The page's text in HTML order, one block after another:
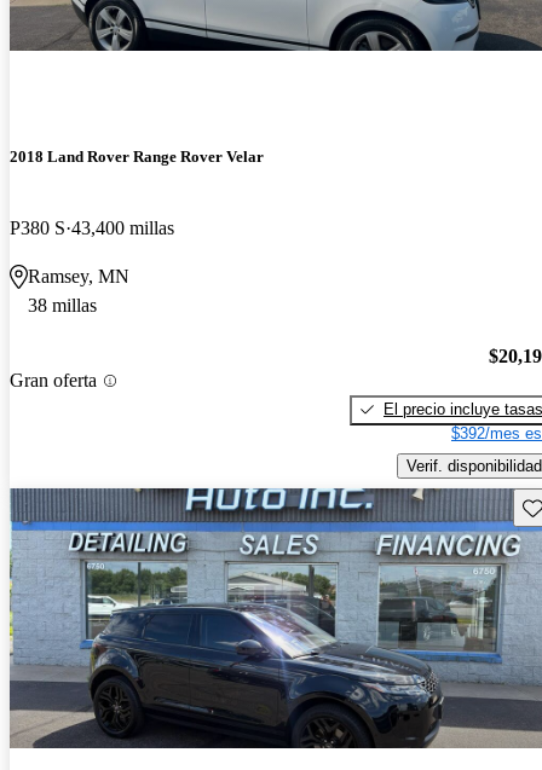
2018 Land Rover Range Rover Velar
P380 S 43,400 millas
Ramsey, MN
38 millas
Gran oferta
El precio incluye tasas
$392/mes
Verif. disponibilidad